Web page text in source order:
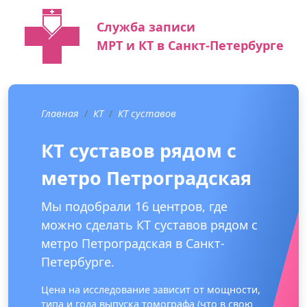
Служба записи
МРТ и КТ в Санкт-Петербурге
Главная КТ КТ суставов
КТ суставов рядом с
метро Петроградская
Мы подобрали 16 центров, где
можно сделать КТ суставов рядом с
метро Петроградская в Санкт-
Петербурге.
Цена на исследование зависит от мощности,
типа и года выпуска томографа (что в свою